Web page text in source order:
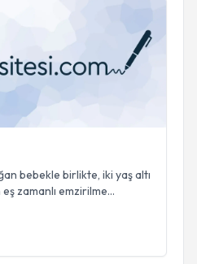
bebekle birlikte, iki yaş altı
zamanlı emzirilme...